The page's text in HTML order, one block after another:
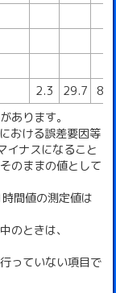
2.3 29.7
81
あります。
おける誤差要因等
イナスになること
のままの値として
間値の測定値は
のときは、
っていない項目で